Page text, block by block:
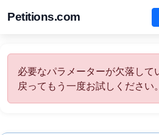
Petitions.com
必要なパラメーターが欠落して
戻ってもう一度お試しください。